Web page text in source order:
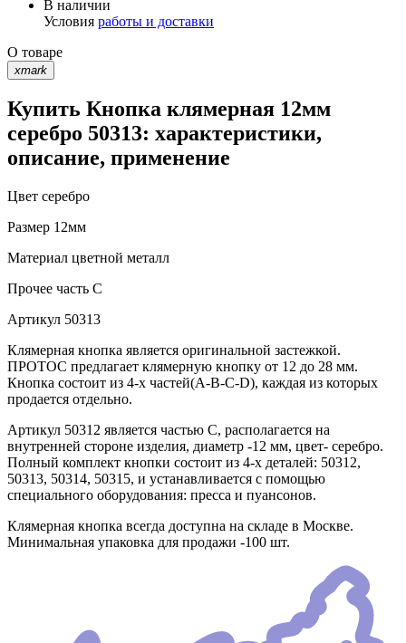
В наличии
Условия работы и доставки
О товаре
xmark
Купить Кнопка клямерная 12мм
серебро 50313: характеристики,
описание, применение
Цвет серебро
Размер 12мм
Материал цветной металл
Прочее часть C
Артикул 50313
Клямерная кнопка является оригинальной застежкой.
ПРОТОС предлагает клямерную кнопку от 12 до 28 мм.
Кнопка состоит из 4-х частей(А-В-С-D), каждая из которых
продается отдельно.
Артикул 50312 является частью С, располагается на
внутренней стороне изделия, диаметр -12 мм, цвет- серебро.
Полный комплект кнопки состоит из 4-х деталей: 50312,
50313, 50314, 50315, и устанавливается с помощью
специального оборудования: пресса и пуансонов.
Клямерная кнопка всегда доступна на складе в Москве.
Минимальная упаковка для продажи -100 шт.